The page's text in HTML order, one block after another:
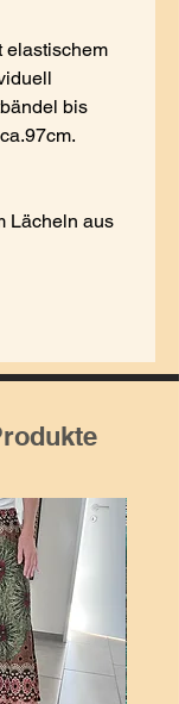
elastischem
bis
Lächeln aus